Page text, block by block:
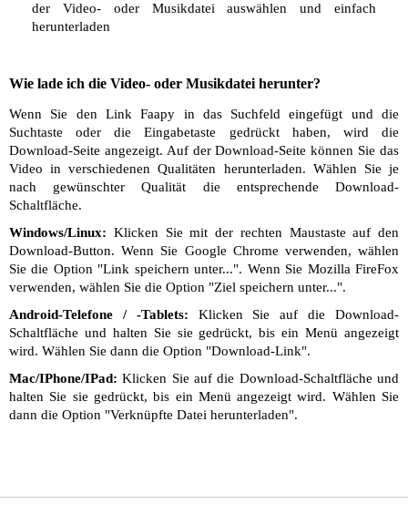
der Video- oder Musikdatei auswählen und einfach
herunterladen
Wie lade ich die Video- oder Musikdatei herunter?
Wenn Sie den Link Faapy in das Suchfeld eingefügt und die
Suchtaste oder die Eingabetaste gedrückt haben, wird die
Download-Seite angezeigt. Auf der Download-Seite können Sie das
Video in verschiedenen Qualitäten herunterladen. Wählen Sie je
nach gewünschter Qualität die entsprechende Download-
Schaltfläche.
Windows/Linux: Klicken Sie mit der rechten Maustaste auf den
Download-Button. Wenn Sie Google Chrome verwenden, wählen
Sie die Option "Link speichern unter...". Wenn Sie Mozilla FireFox
verwenden, wählen Sie die Option "Ziel speichern unter...".
Android-Telefone / -Tablets: Klicken Sie auf die Download-
Schaltfläche und halten Sie sie gedrückt, bis ein Menü angezeigt
wird. Wählen Sie dann die Option "Download-Link".
Mac/IPhone/IPad: Klicken Sie auf die Download-Schaltfläche und
halten Sie sie gedrückt, bis ein Menü angezeigt wird. Wählen Sie
dann die Option "Verknüpfte Datei herunterladen".